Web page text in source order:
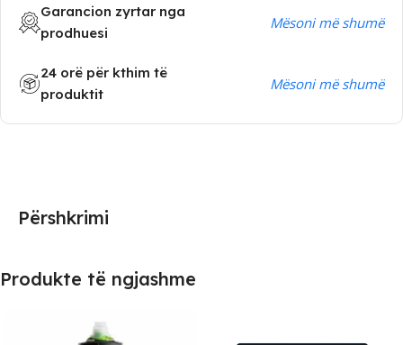
Garancion zyrtar nga
prodhuesi
Mësoni më shumë
24 orë për kthim të
produktit
Mësoni më shumë
Përshkrimi
Produkte të ngjashme